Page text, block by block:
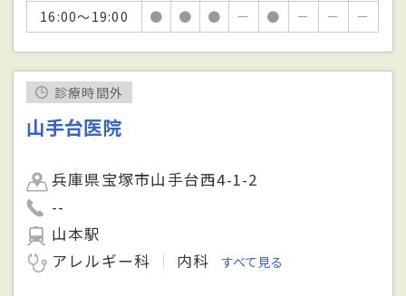
16:00～19:00
● ● ● － ● － － －
診療時間外
山手台医院
兵庫県宝塚市山手台西4-1-2
--
山本駅
アレルギー科
内科 すべて見る